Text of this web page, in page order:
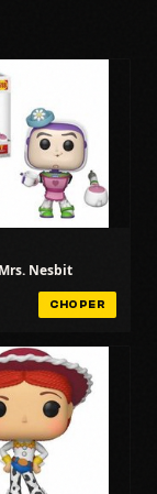
Nesbit
CHOPER